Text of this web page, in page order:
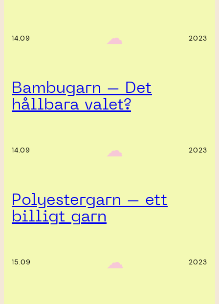
14.09 ‎ ‎‎ ☁︎‎‎ 2023
Bambugarn – Det
hållbara valet?
14.09 ‎ ‎‎ ☁︎‎‎ 2023
Polyestergarn – ett
billigt garn
15.09 ‎ ‎‎ ☁︎‎‎ 2023